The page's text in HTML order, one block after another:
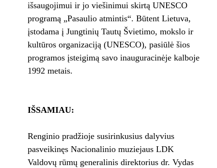
išsaugojimui ir jo viešinimui skirtą UNESCO
programą „Pasaulio atmintis“. Būtent Lietuva,
įstodama į Jungtinių Tautų Švietimo, mokslo ir
kultūros organizaciją (UNESCO), pasiūlė šios
programos įsteigimą savo inauguracinėje kalboje
1992 metais.
IŠSAMIAU:
Renginio pradžioje susirinkusius dalyvius
pasveikinęs Nacionalinio muziejaus LDK
Valdovų rūmų generalinis direktorius dr. Vydas